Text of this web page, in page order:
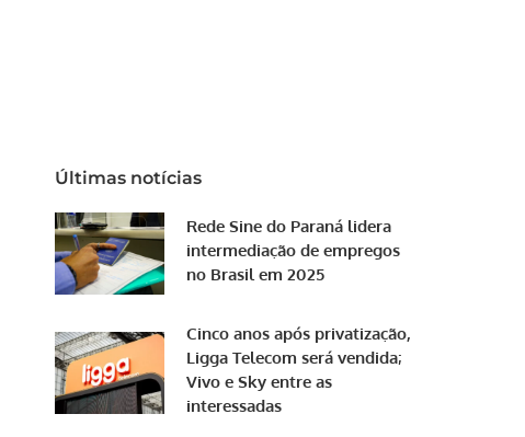
Últimas notícias
Rede Sine do Paraná lidera
intermediação de empregos
no Brasil em 2025
Cinco anos após privatização,
Ligga Telecom será vendida;
Vivo e Sky entre as
interessadas